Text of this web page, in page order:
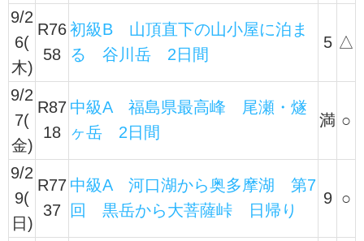
9/2
6(
木)
R76
58
初級B 山頂直下の山小屋に泊ま
る 谷川岳 2日間
5 △
9/2
7(
金)
R87
18
中級A 福島県最高峰 尾瀬・燧
ヶ岳 2日間
満 ○
9/2
9(
日)
R77
37
中級A 河口湖から奥多摩湖 第7
回 黒岳から大菩薩峠 日帰り
9 ○